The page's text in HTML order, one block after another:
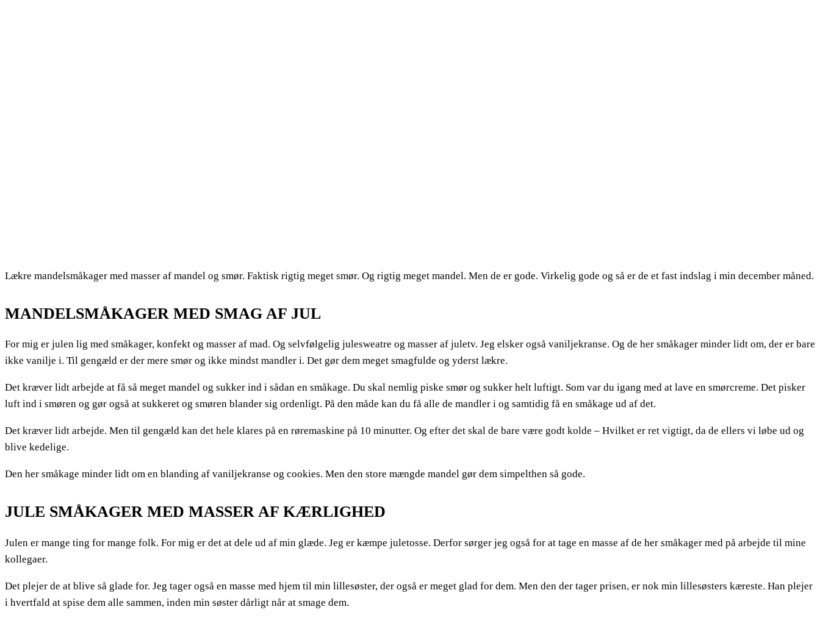
Lækre mandelsmåkager med masser af mandel og smør. Faktisk rigtig meget smør. Og rigtig meget mandel. Men de er gode. Virkelig gode og så er de et fast indslag i min december måned.
MANDELSMÅKAGER MED SMAG AF JUL
For mig er julen lig med småkager, konfekt og masser af mad. Og selvfølgelig julesweatre og masser af juletv. Jeg elsker også vaniljekranse. Og de her småkager minder lidt om, der er bare
ikke vanilje i. Til gengæld er der mere smør og ikke mindst mandler i. Det gør dem meget smagfulde og yderst lækre.
Det kræver lidt arbejde at få så meget mandel og sukker ind i sådan en småkage. Du skal nemlig piske smør og sukker helt luftigt. Som var du igang med at lave en smørcreme. Det pisker
luft ind i smøren og gør også at sukkeret og smøren blander sig ordenligt. På den måde kan du få alle de mandler i og samtidig få en småkage ud af det.
Det kræver lidt arbejde. Men til gengæld kan det hele klares på en røremaskine på 10 minutter. Og efter det skal de bare være godt kolde – Hvilket er ret vigtigt, da de ellers vi løbe ud og
blive kedelige.
Den her småkage minder lidt om en blanding af vaniljekranse og cookies. Men den store mængde mandel gør dem simpelthen så gode.
JULE SMÅKAGER MED MASSER AF KÆRLIGHED
Julen er mange ting for mange folk. For mig er det at dele ud af min glæde. Jeg er kæmpe juletosse. Derfor sørger jeg også for at tage en masse af de her småkager med på arbejde til mine
kollegaer.
Det plejer de at blive så glade for. Jeg tager også en masse med hjem til min lillesøster, der også er meget glad for dem. Men den der tager prisen, er nok min lillesøsters kæreste. Han plejer
i hvertfald at spise dem alle sammen, inden min søster dårligt når at smage dem.